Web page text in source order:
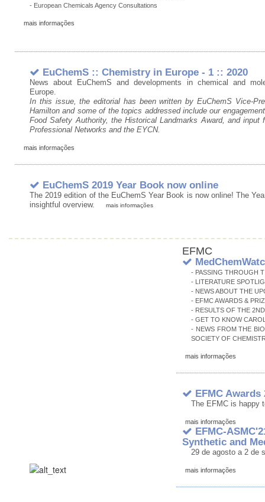
- European Chemicals Agency Consultations
mais informações
EuChemS :: Chemistry in Europe - 1 :: 2020
News about EuChemS and developments in chemical and
Europe.
In this issue, the editorial has been written by EuChemS Vice-
Hamilton and some of the topics addressed include our
Food Safety Authority, the Historical Landmarks Award, and input
Professional Networks and the EYCN.
mais informações
EuChemS 2019 Year Book now online
The 2019 edition of the EuChemS Year Book is now online! The
insightful overview.
mais informações
EFMC
- PASSING THROUGH
- LITERATURE
- NEWS ABOUT THE
- EFMC AWARDS &
- RESULTS OF THE
- GET TO KNOW
- NEWS FROM THE
SOCIETY OF
mais informações
EFMC Awards
The EFMC is happy
mais informações
EFMC-
Synthetic and
29 de agosto a 2 de
mais informações